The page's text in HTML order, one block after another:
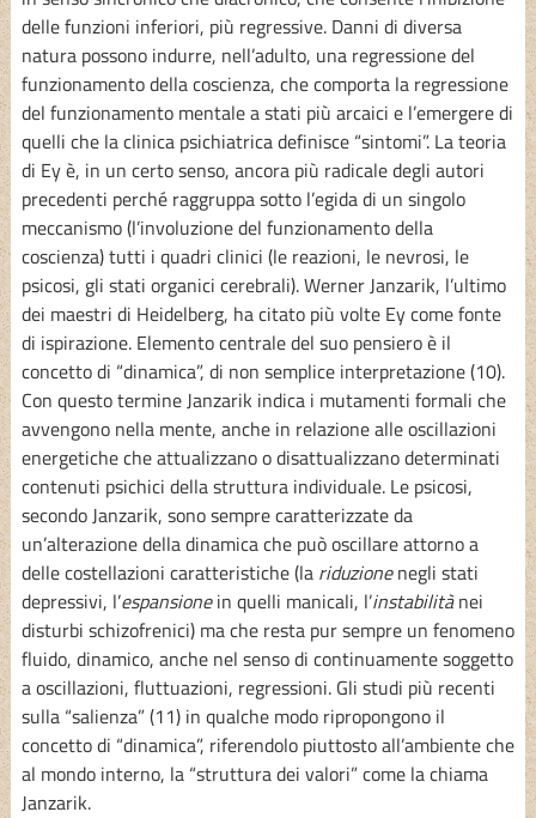
delle funzioni inferiori, più regressive. Danni di diversa
natura possono indurre, nell’adulto, una regressione del
funzionamento della coscienza, che comporta la regressione
del funzionamento mentale a stati più arcaici e l’emergere di
quelli che la clinica psichiatrica definisce “sintomi”. La teoria
di Ey è, in un certo senso, ancora più radicale degli autori
precedenti perché raggruppa sotto l’egida di un singolo
meccanismo (l’involuzione del funzionamento della
coscienza) tutti i quadri clinici (le reazioni, le nevrosi, le
psicosi, gli stati organici cerebrali). Werner Janzarik, l’ultimo
dei maestri di Heidelberg, ha citato più volte Ey come fonte
di ispirazione. Elemento centrale del suo pensiero è il
concetto di “dinamica”, di non semplice interpretazione (10).
Con questo termine Janzarik indica i mutamenti formali che
avvengono nella mente, anche in relazione alle oscillazioni
energetiche che attualizzano o disattualizzano determinati
contenuti psichici della struttura individuale. Le psicosi,
secondo Janzarik, sono sempre caratterizzate da
un’alterazione della dinamica che può oscillare attorno a
delle costellazioni caratteristiche (la riduzionenegli stati
depressivi, l’espansionein quelli manicali, l’instabilitànei
disturbi schizofrenici) ma che resta pur sempre un fenomeno
fluido, dinamico, anche nel senso di continuamente soggetto
a oscillazioni, fluttuazioni, regressioni. Gli studi più recenti
sulla “salienza” (11) in qualche modo ripropongono il
concetto di “dinamica”, riferendolo piuttosto all’ambiente che
al mondo interno, la “struttura dei valori” come la chiama
Janzarik.